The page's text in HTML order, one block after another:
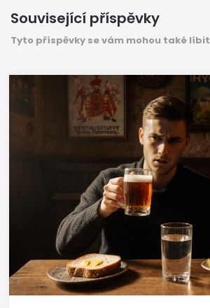
Související příspěvky
Tyto příspěvky se vám mohou také líbit